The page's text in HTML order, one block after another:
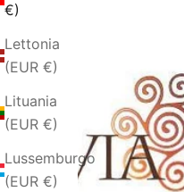
€)
Lettonia
(EUR €)
Lituania
(EUR €)
Lussemburgo
(EUR €)